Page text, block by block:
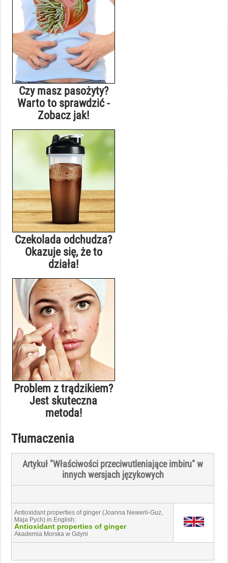
Czy masz pasożyty?
Warto to sprawdzić -
Zobacz jak!
Czekolada odchudza?
Okazuje się, że to
działa!
Problem z trądzikiem?
Jest skuteczna
metoda!
Tłumaczenia
Artykuł "Właściwości przeciwutleniająceimbiru" w
innych wersjach językowych
Antioxidant properties of ginger (Joanna Newerli-Guz,
Maja Pych) in English:
Antioxidant properties of ginger
Akademia Morska w Gdyni